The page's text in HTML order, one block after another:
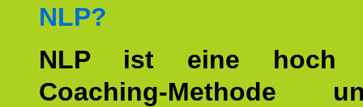
NLP?
NLP ist eine hoch
Coaching-Methode